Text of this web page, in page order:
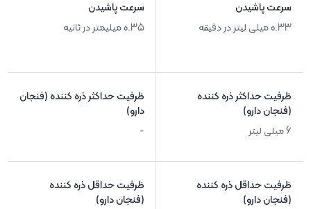
سرعت پاشیدن
0.33 میلی لیتر در دقیقه
ظرفیت حداکثر ذره کننده
(فنجان دارو)
6 میلی لیتر
ظرفیت حداقل ذره کننده
(فنجان دارو)
سرعت پاشیدن
0.35 میلیمتر در ثانیه
ظرفیت حداکثر ذره کننده (فنجان
دارو)
-
ظرفیت حداقل ذره کننده
(فنجان دارو)